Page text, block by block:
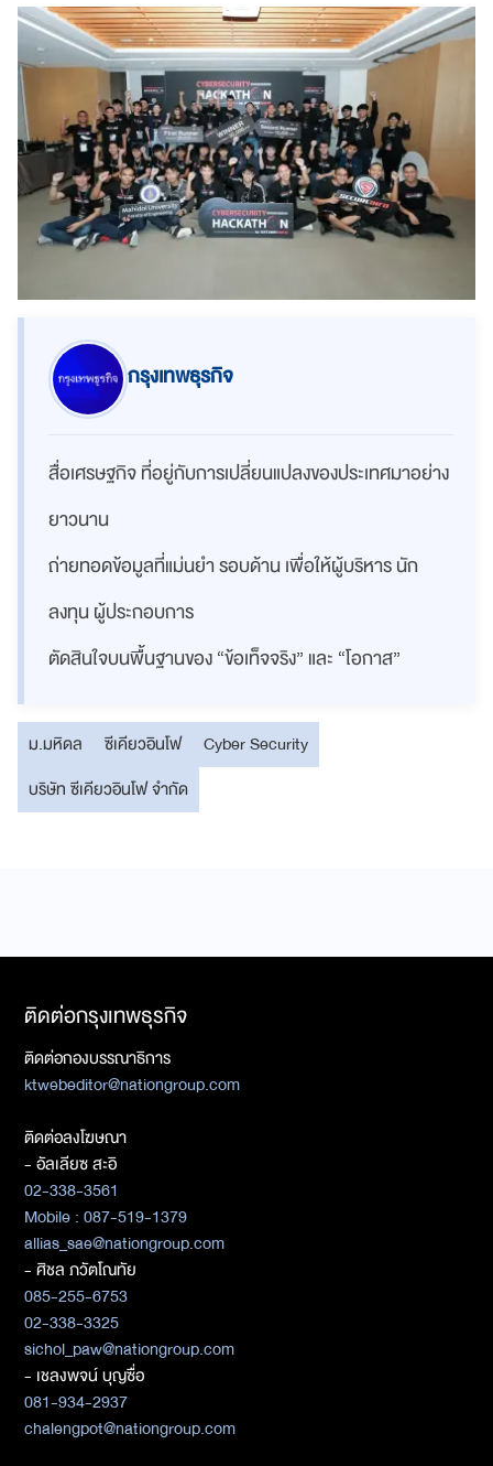
กรุงเทพธุรกิจ
สื่อเศรษฐกิจ ที่อยู่กับการเปลี่ยนแปลงของประเทศมาอย่าง
ยาวนาน
ถ่ายทอดข้อมูลที่แม่นยำ รอบด้าน เพื่อให้ผู้บริหาร นัก
ลงทุน ผู้ประกอบการ
ตัดสินใจบนพื้นฐานของ “ข้อเท็จจริง” และ “โอกาส”
ม.มหิดล ซีเคียวอินโฟ
Cyber Security
บริษัท ซีเคียวอินโฟ จำกัด
ติดต่อกรุงเทพธุรกิจ
ติดต่อกองบรรณาธิการ
ktwebeditor@nationgroup.com
ติดต่อลงโฆษณา
- อัลเลียซ สะอิ
02-338-3561
Mobile : 087-519-1379
allias_sae@nationgroup.com
- ศิชล ภวัตโณทัย
085-255-6753
02-338-3325
sichol_paw@nationgroup.com
- เชลงพจน์ บุญซื่อ
081-934-2937
chalengpot@nationgroup.com